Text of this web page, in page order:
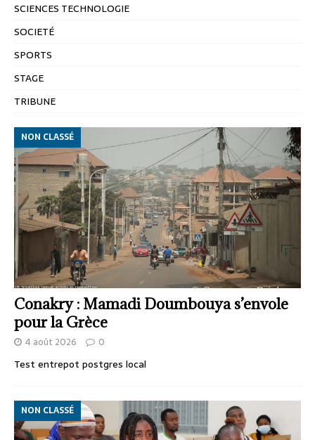
SCIENCES TECHNOLOGIE
SOCIETÉ
SPORTS
STAGE
TRIBUNE
Conakry : Mamadi Doumbouya s’envole
pour la Grèce
NON CLASSÉ
4 août 2026 0
Test entrepot postgres local
NON CLASSÉ